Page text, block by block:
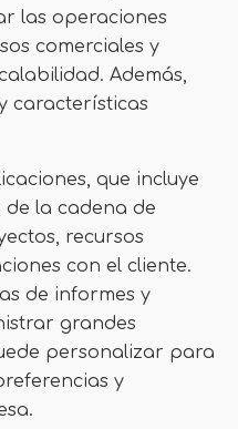
las operaciones
comerciales y
Además,
características
que incluye
de la cadena de
recursos
con el cliente.
de informes y
grandes
personalizar para
y